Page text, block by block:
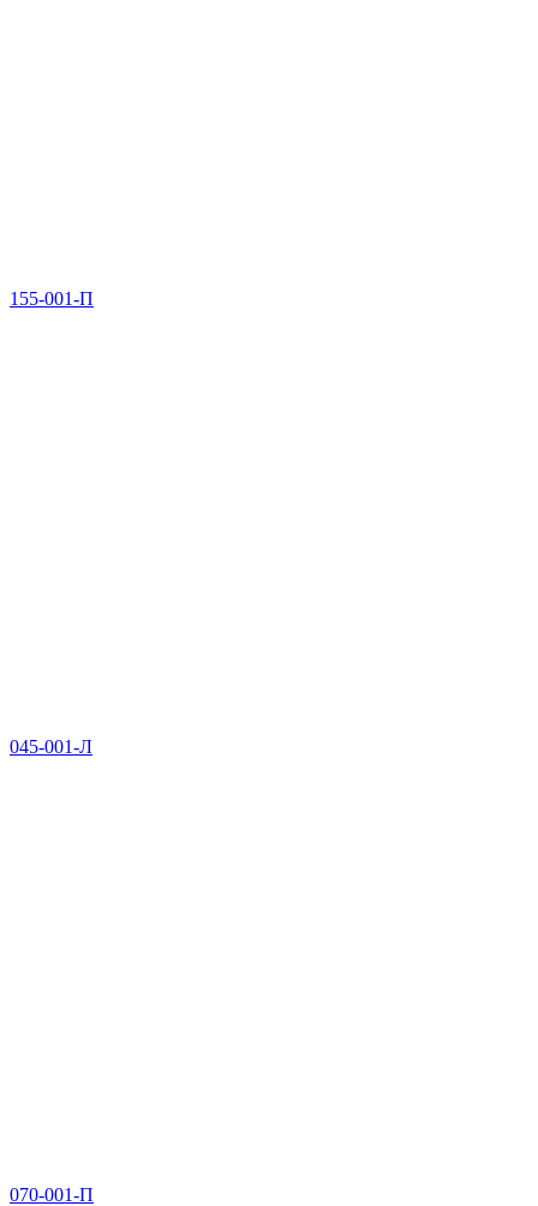
155-001-П
045-001-Л
070-001-П